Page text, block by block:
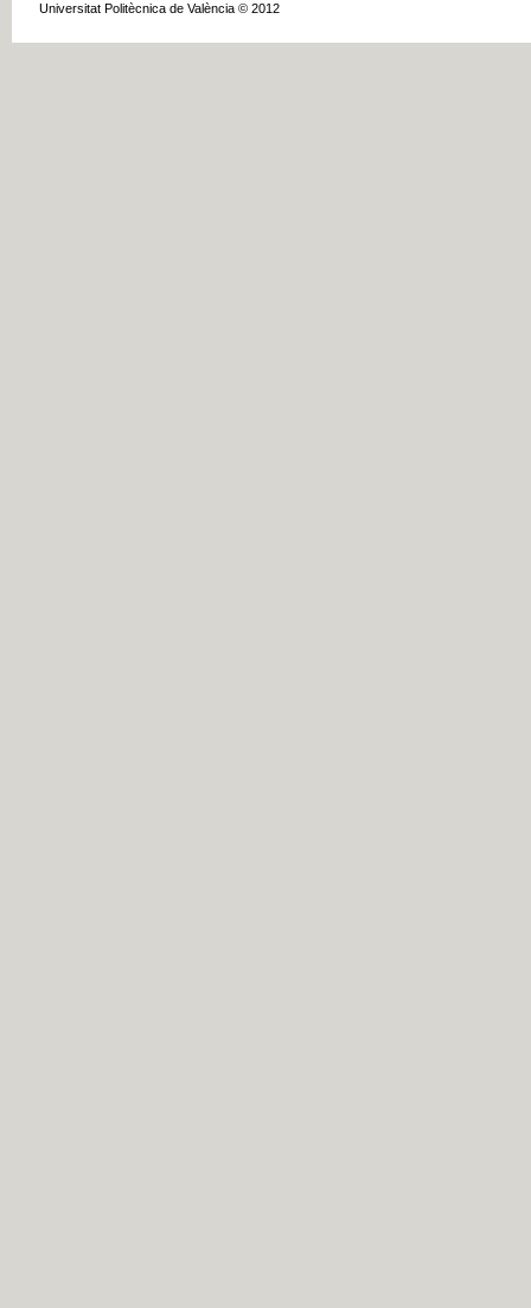
Universitat Politècnica de València © 2012